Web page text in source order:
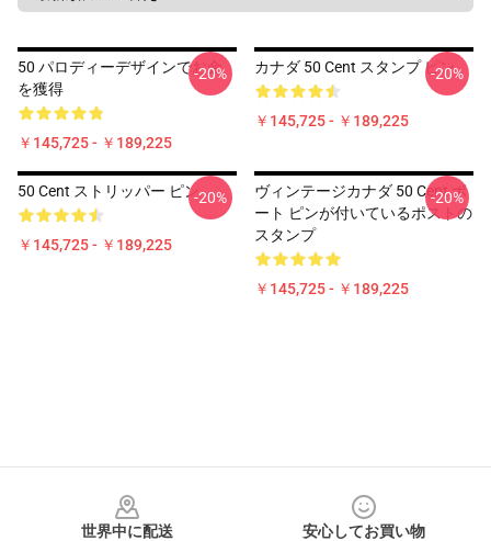
50 パロディーデザインでお金
を獲得
￥145,725 - ￥189,225
-20% カナダ 50 Cent スタンプ ピン。
￥145,725 - ￥189,225
-20%
50 Cent ストリッパー ピン
￥145,725 - ￥189,225
-20%
ヴィンテージカナダ 50 Cent ボ
ート ピンが付いているポストの
スタンプ
￥145,725 - ￥189,225
-20%
世界中に配送
安心してお買い物